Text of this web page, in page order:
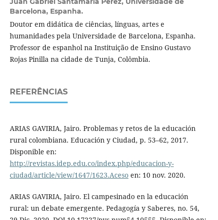
Barcelona, Espanha.
Doutor em didática de ciências, línguas, artes e
humanidades pela Universidade de Barcelona, Espanha.
Professor de espanhol na Instituição de Ensino Gustavo
Rojas Pinilla na cidade de Tunja, Colômbia.
REFERÊNCIAS
ARIAS GAVIRIA, Jairo. Problemas y retos de la educación
rural colombiana. Educación y Ciudad, p. 53–62, 2017.
Disponible en:
http://revistas.idep.edu.co/index.php/educacion-y-
ciudad/article/view/1647/1623.Acesoen: 10 nov. 2020.
ARIAS GAVIRIA, Jairo. El campesinado en la educación
rural: un debate emergente. Pedagogía y Saberes, no. 54,